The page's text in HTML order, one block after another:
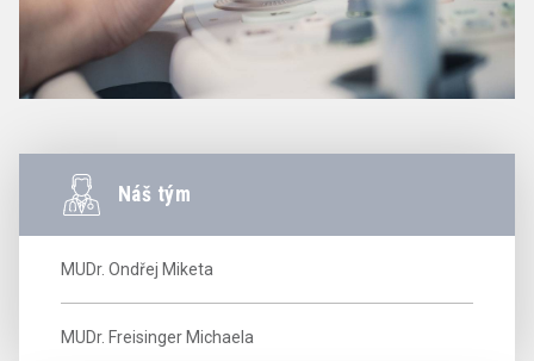
Náš tým
MUDr. Ondřej Miketa
MUDr. Freisinger Michaela